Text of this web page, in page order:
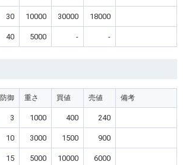
30 10000 30000 18000
40 5000 - -
防御 重さ 買値 売値 備考
3 1000 400 240
10 3000 1500 900
15 5000 10000 6000